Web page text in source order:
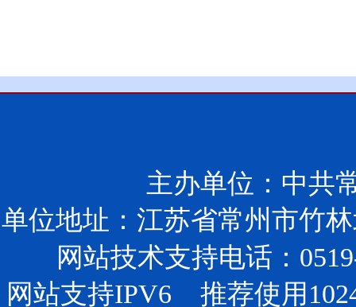
主办单位：中共
单位地址：江苏省常州市竹
网站技术支持电话：
网站支持IPV6 推荐使用